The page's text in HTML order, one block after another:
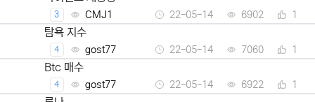
3 CMJ1 22-05-14 6902 1
탐욕 지수
4 gost77 22-05-14 7060 1
Btc 매수
4 gost77 22-05-14 6922 1